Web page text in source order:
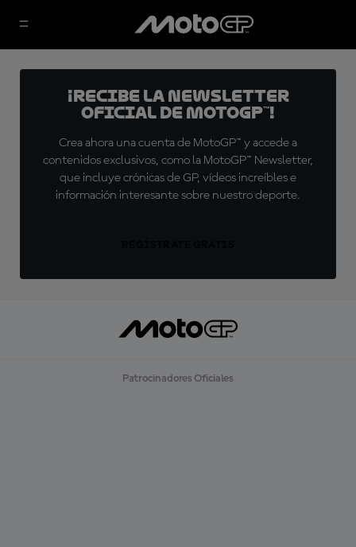
¡Recibe la Newsletter
oficial de MotoGP™!
Crea ahora una cuenta de MotoGP™ y accede a
contenidos exclusivos, como la MotoGP™ Newsletter,
que incluye crónicas de GP, vídeos increíbles e
información interesante sobre nuestro deporte.
Patrocinadores Oficiales